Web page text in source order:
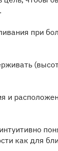
при
и
как для